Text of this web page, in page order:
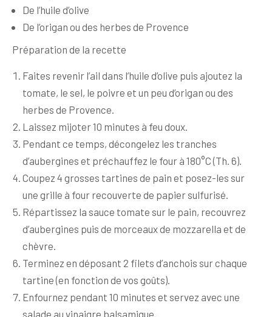
De l’huile d’olive
De l’origan ou des herbes de Provence
Préparation de la recette
Faites revenir l’ail dans l’huile d’olive puis ajoutez la
tomate, le sel, le poivre et un peu d’origan ou des
herbes de Provence.
Laissez mijoter 10 minutes à feu doux.
Pendant ce temps, décongelez les tranches
d’aubergines et préchauffez le four à 180°C (Th. 6).
Coupez 4 grosses tartines de pain et posez-les sur
une grille à four recouverte de papier sulfurisé.
Répartissez la sauce tomate sur le pain, recouvrez
d’aubergines puis de morceaux de mozzarella et de
chèvre.
Terminez en déposant 2 filets d’anchois sur chaque
tartine (en fonction de vos goûts).
Enfournez pendant 10 minutes et servez avec une
salade au vinaigre balsamique.